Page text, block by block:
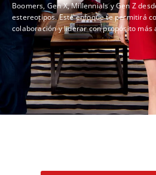
Boomers, Gen X, Millennials y Gen Z
estereotipos. Este enfoque te permitirá
colaboración y liderar con propósito más